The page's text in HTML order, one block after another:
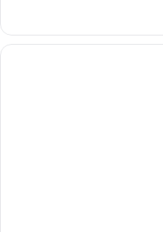
2
Queen
Beds